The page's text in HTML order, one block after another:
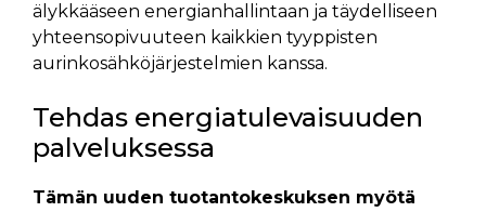
älykkääseen energianhallintaan ja täydelliseen
yhteensopivuuteen kaikkien tyyppisten
aurinkosähköjärjestelmien kanssa.
Tehdas energiatulevaisuuden
palveluksessa
Tämän uuden tuotantokeskuksen myötä